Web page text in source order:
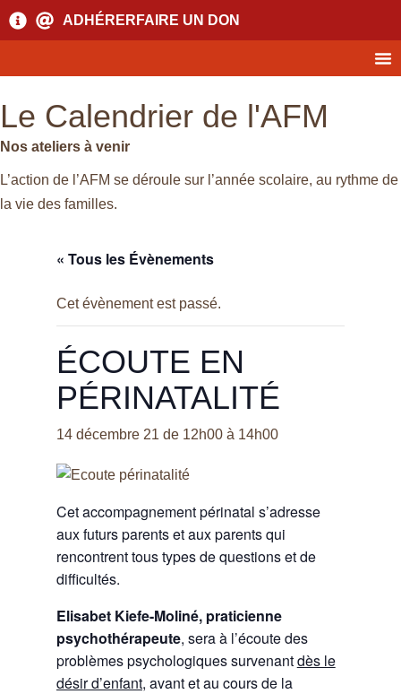
ADHÉRER FAIRE UN DON
Le Calendrier de l'AFM
Nos ateliers à venir
L’action de l’AFM se déroule sur l’année scolaire, au rythme de
la vie des familles.
« Tous les Évènements
Cet évènement est passé.
ÉCOUTE EN
PÉRINATALITÉ
14 décembre 21 de 12h00à 14h00
Cet accompagnement périnatal s’adresse
aux futurs parents et aux parents qui
rencontrent tous types de questions et de
difficultés.
Elisabet Kiefe-Moliné, praticienne
psychothérapeute, sera à l’écoute des
problèmes psychologiques survenantdès le
désir d’enfant, avant et au cours de la